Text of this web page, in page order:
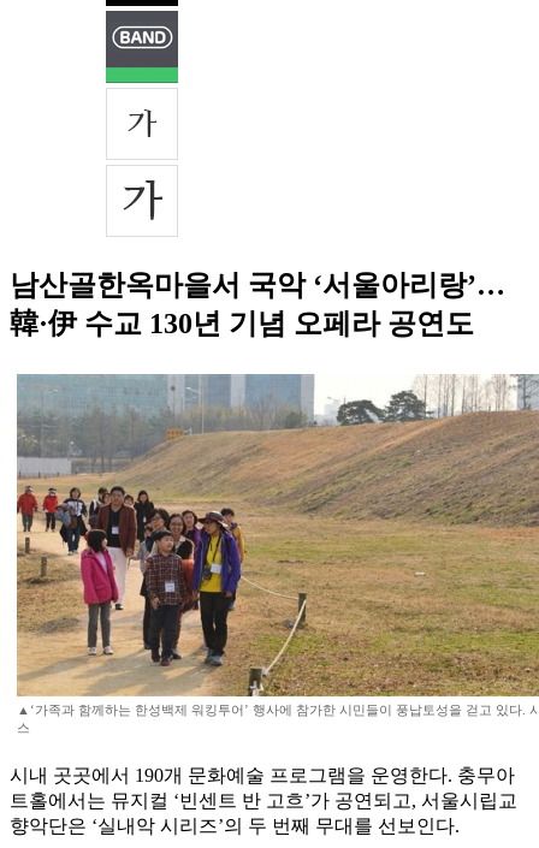
남산골한옥마을서 국악 ‘서울아리랑’…
韓·伊 수교 130년 기념 오페라 공연도
▲‘가족과 함께하는 한성백제 워킹투어’ 행사에 참가한 시민들이 풍납토성을 걷고 있다.
스
시내 곳곳에서 190개 문화예술 프로그램을 운영한다. 충무아
트홀에서는 뮤지컬 ‘빈센트 반 고흐’가 공연되고, 서울시립교
향악단은 ‘실내악 시리즈’의 두 번째 무대를 선보인다.